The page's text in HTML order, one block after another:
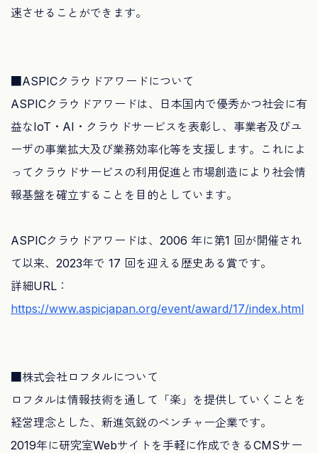
速させることができます。
■ASPICクラウドアワードについて
ASPICクラウドアワードは、日本国内で優秀かつ社会に有
益なIoT・AI・クラウドサービスを表彰し、事業者及びユ
ーザの事業拡大及び業務効率化等を支援します。これによ
ってクラウドサービスの利用促進と市場創造により社会情
報基盤を確立することを目的としています。
ASPICクラウドアワードは、2006 年に第1 回が開催され
て以来、2023年で 17 回を迎える歴史ある賞です。
詳細URL：
https://www.aspicjapan.org/event/award/17/index.html
■株式会社ロフタルについて
ロフタルは情報技術を通して「楽」を提供していくことを
経営理念とした、新進気鋭のベンチャー企業です。
2019年に研究室Webサイトを手軽に作成できるCMSサー